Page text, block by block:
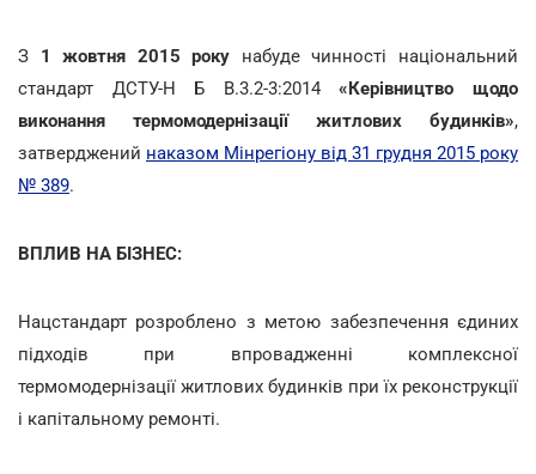
З 1 жовтня 2015 року набуде чинності національний
стандарт ДСТУ-Н Б В.3.2-3:2014«Керівництво щодо
виконання термомодернізації житлових будинків»,
затверджений наказом Мінрегіону від 31 грудня 2015 року
№ 389.
ВПЛИВ НА БІЗНЕС:
Нацстандарт розроблено з метою забезпечення єдиних
підходів при впровадженні комплексної
термомодернізації житлових будинків при їх реконструкції
і капітальному ремонті.